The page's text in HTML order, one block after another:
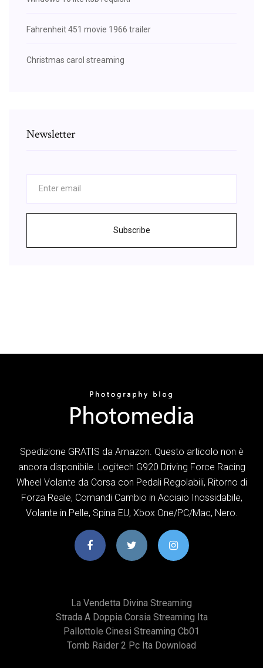
Fahrenheit 451 movie 1966 trailer
Christmas carol streaming
Newsletter
Subscribe
Spedizione GRATIS da Amazon. Questo articolo non è
ancora disponibile. Logitech G920 Driving Force Racing
Wheel Volante da Corsa con Pedali Regolabili, Ritorno di
Forza Reale, ‎Comandi Cambio in Acciaio Inossidabile,
Volante in Pelle, Spina EU, Xbox One/PC/Mac, Nero.
La Vendetta Divina Streaming
Strada A Doppia Corsia Streaming Ita
Pallottole Cinesi Streaming Cb01
Tomb Raider 2 Pc Ita Download